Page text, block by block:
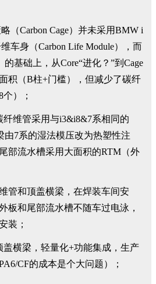
（Carbon Cage）并未采用BMW i
车身（Carbon Life Module），而
的基础上，从Core“进化？”到Cage
（B柱+门槛），但减少了碳纤
）；
维管采用与i3&i8&7系相同的
由7系的湿法模压改为热塑性注
部流水槽采用大面积的RTM（外
管和顶盖横梁，在焊装车间安
板和尾部流水槽不随车过电泳，
装；
横梁，轻量化+功能集成，生产
CF的成本是个大问题）；